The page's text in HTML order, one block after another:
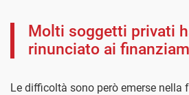
Molti soggetti privati
rinunciato ai
Le difficoltà sono però emerse nella